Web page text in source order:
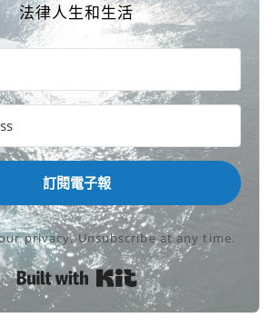
法律人生和生活
訂閱電子報
privacy. Unsubscribe at any time.
Built with Kit